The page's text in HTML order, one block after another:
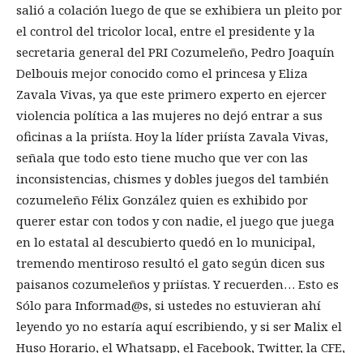
salió a colación luego de que se exhibiera un pleito por
el control del tricolor local, entre el presidente y la
secretaria general del PRI Cozumeleño, Pedro Joaquín
Delbouis mejor conocido como el princesa y Eliza
Zavala Vivas, ya que este primero experto en ejercer
violencia política a las mujeres no dejó entrar a sus
oficinas a la priísta. Hoy la líder priísta Zavala Vivas,
señala que todo esto tiene mucho que ver con las
inconsistencias, chismes y dobles juegos del también
cozumeleño Félix González quien es exhibido por
querer estar con todos y con nadie, el juego que juega
en lo estatal al descubierto quedó en lo municipal,
tremendo mentiroso resultó el gato según dicen sus
paisanos cozumeleños y priístas. Y recuerden… Esto es
Sólo para Informad@s, si ustedes no estuvieran ahí
leyendo yo no estaría aquí escribiendo, y si ser Malix el
Huso Horario, el Whatsapp, el Facebook, Twitter, la CFE,